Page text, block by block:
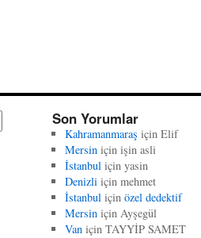
Son Yorumlar
Kahramanmaraş için Elif
Mersiniçin işin asli
İstanbuliçin yasin
Denizliiçin mehmet
İstanbuliçin özel dedektif
Mersiniçin Ayşegül
Vaniçin TAYYİP SAMET